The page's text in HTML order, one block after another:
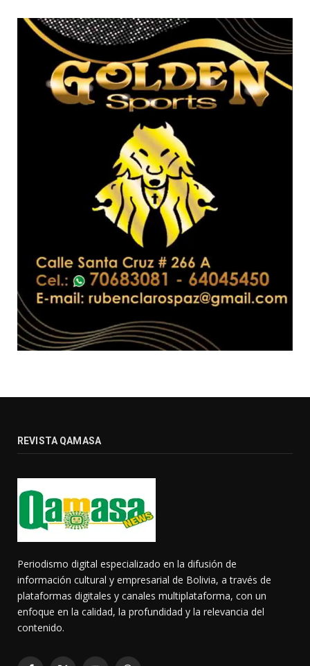
REVISTA QAMASA
Periodismo digital especializado en la difusión de
información cultural y empresarial de Bolivia, a través de
plataformas digitales y canales multiplataforma, con un
enfoque en la calidad, la profundidad y la relevancia del
contenido.